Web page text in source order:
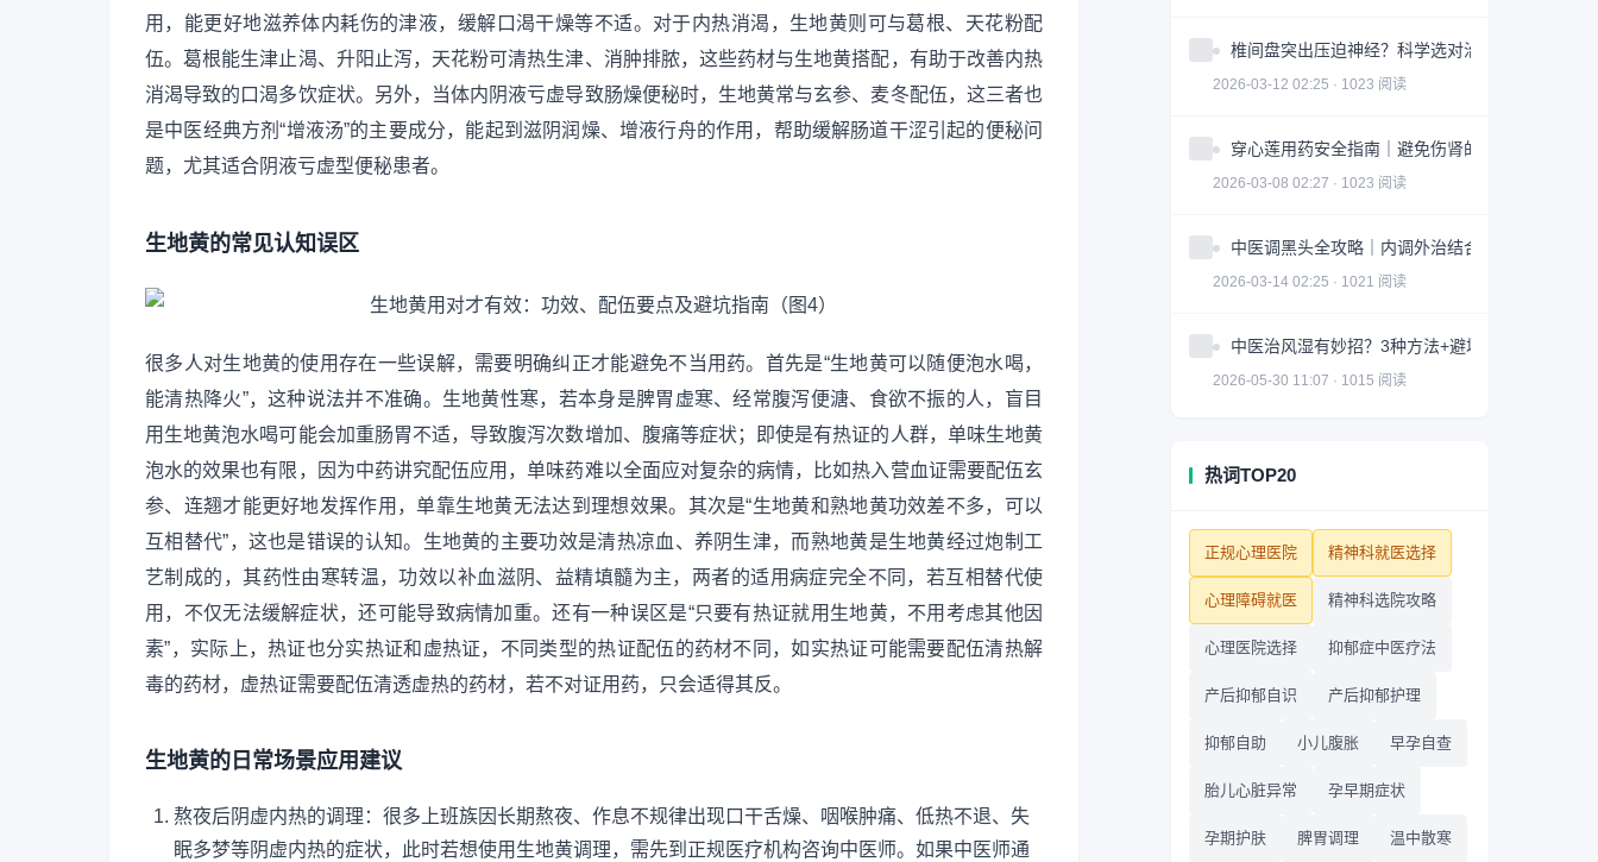
用，能更好地滋养体内耗伤的津液，缓解口渴干燥等不适。对于内热消渴，生地黄则可与葛根、天花粉配
伍。葛根能生津止渴、升阳止泻，天花粉可清热生津、消肿排脓，这些药材与生地黄搭配，有助于改善内热
消渴导致的口渴多饮症状。另外，当体内阴液亏虚导致肠燥便秘时，生地黄常与玄参、麦冬配伍，这三者也
是中医经典方剂“增液汤”的主要成分，能起到滋阴润燥、增液行舟的作用，帮助缓解肠道干涩引起的便秘问
题，尤其适合阴液亏虚型便秘患者。
生地黄的常见认知误区
很多人对生地黄的使用存在一些误解，需要明确纠正才能避免不当用药。首先是“生地黄可以随便泡水喝，
能清热降火”，这种说法并不准确。生地黄性寒，若本身是脾胃虚寒、经常腹泻便溏、食欲不振的人，盲目
用生地黄泡水喝可能会加重肠胃不适，导致腹泻次数增加、腹痛等症状；即使是有热证的人群，单味生地黄
泡水的效果也有限，因为中药讲究配伍应用，单味药难以全面应对复杂的病情，比如热入营血证需要配伍玄
参、连翘才能更好地发挥作用，单靠生地黄无法达到理想效果。其次是“生地黄和熟地黄功效差不多，可以
互相替代”，这也是错误的认知。生地黄的主要功效是清热凉血、养阴生津，而熟地黄是生地黄经过炮制工
艺制成的，其药性由寒转温，功效以补血滋阴、益精填髓为主，两者的适用病症完全不同，若互相替代使
用，不仅无法缓解症状，还可能导致病情加重。还有一种误区是“只要有热证就用生地黄，不用考虑其他因
素”，实际上，热证也分实热证和虚热证，不同类型的热证配伍的药材不同，如实热证可能需要配伍清热解
毒的药材，虚热证需要配伍清透虚热的药材，若不对证用药，只会适得其反。
生地黄的日常场景应用建议
熬夜后阴虚内热的调理：很多上班族因长期熬夜、作息不规律出现口干舌燥、咽喉肿痛、低热不退、失
眠多梦等阴虚内热的症状，此时若想使用生地黄调理，需先到正规医疗机构咨询中医师。如果中医师通
椎间盘突出压迫神经？科学选对治疗方案全攻略
2026-03-12 02:25 · 1023 阅读
穿心莲用药安全指南｜避免伤肾的3大关键因素
2026-03-08 02:27 · 1023 阅读
中医调黑头全攻略｜内调外治结合改善皮肤问题
2026-03-14 02:25 · 1021 阅读
中医治风湿有妙招？3种方法+避坑指南助你科学
2026-05-30 11:07 · 1015 阅读
热词TOP20
正规心理医院 精神科就医选择
心理障碍就医 精神科选院攻略
心理医院选择 抑郁症中医疗法
产后抑郁自识 产后抑郁护理
抑郁自助 小儿腹胀 早孕自查
胎儿心脏异常 孕早期症状
孕期护肤 脾胃调理 温中散寒